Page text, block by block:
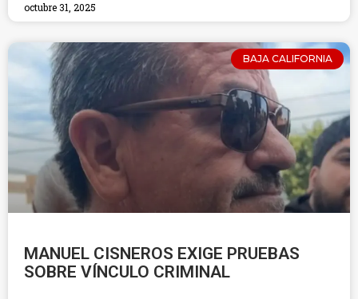
octubre 31, 2025
BAJA CALIFORNIA
MANUEL CISNEROS EXIGE PRUEBAS
SOBRE VÍNCULO CRIMINAL